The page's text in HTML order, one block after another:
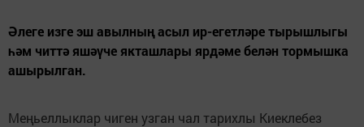
Әлеге изге эш авылның асыл ир-егетләре тырышлыгы
һәм читтә яшәүче якташлары ярдәме белән тормышка
ашырылган.
Меңьеллыклар чиген узган чал тарихлы Киеклебез